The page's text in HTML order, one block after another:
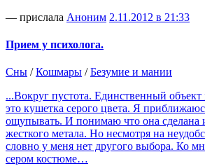
— прислала Аноним 2.11.2012 в 21:33
Прием у психолога.
Сны /Кошмары /Безумие и мании
...Вокруг пустота. Единственный
это кушетка серого цвета. Я
ощупывать. И понимаю что она сделана
жесткого метала. Но несмотря на
словно у меня нет другого выбора. Ко
сером костюме…